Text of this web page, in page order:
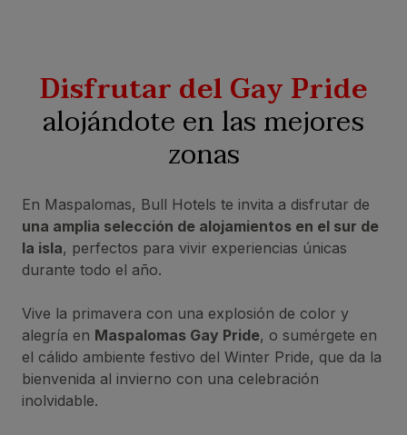
Disfrutar del Gay Pride
alojándote en las mejores
zonas
En Maspalomas, Bull Hotels te invita a disfrutar de
una amplia selección de alojamientos en el sur de
la isla, perfectos para vivir experiencias únicas
durante todo el año.
Vive la primavera con una explosión de color y
alegría en Maspalomas Gay Pride, o sumérgete en
el cálido ambiente festivo del Winter Pride, que da la
bienvenida al invierno con una celebración
inolvidable.